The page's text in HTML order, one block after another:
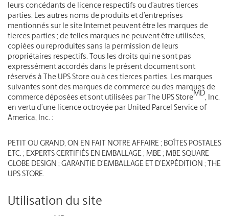
leurs concédants de licence respectifs ou d’autres tierces
parties. Les autres noms de produits et d’entreprises
mentionnés sur le site Internet peuvent être les marques de
tierces parties ; de telles marques ne peuvent être utilisées,
copiées ou reproduites sans la permission de leurs
propriétaires respectifs. Tous les droits qui ne sont pas
expressément accordés dans le présent document sont
réservés à The UPS Store ou à ces tierces parties. Les marques
suivantes sont des marques de commerce ou des marques de
commerce déposées et sont utilisées par The UPS StoreMD, Inc.
en vertu d’une licence octroyée par United Parcel Service of
America, Inc. :
PETIT OU GRAND, ON EN FAIT NOTRE AFFAIRE ; BOÎTES POSTALES
ETC. ; EXPERTS CERTIFIÉS EN EMBALLAGE ; MBE ; MBE SQUARE
GLOBE DESIGN ; GARANTIE D’EMBALLAGE ET D’EXPÉDITION ; THE
UPS STORE.
Utilisation du site